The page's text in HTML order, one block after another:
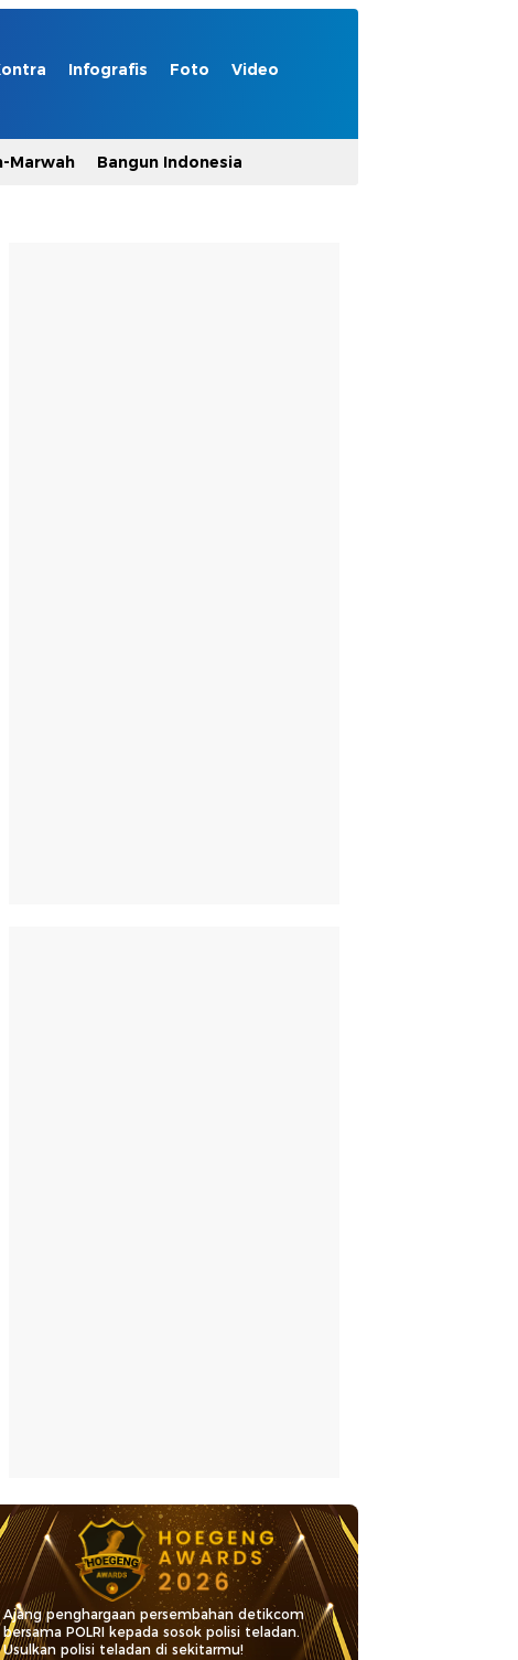
Infografis Foto Video
Marwah Bangun Indonesia
Ajang penghargaan persembahan detikcom
bersama POLRI kepada sosok polisi teladan.
Usulkan polisi teladan di sekitarmu!